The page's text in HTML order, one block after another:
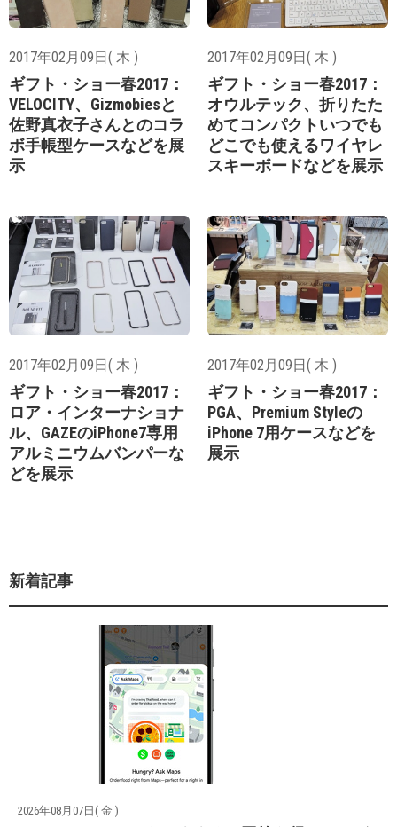
2017年02月09日( 木 )
ギフト・ショー春2017：
VELOCITY、Gizmobiesと
佐野真衣子さんとのコラ
ボ手帳型ケースなどを展
示
2017年02月09日( 木 )
ギフト・ショー春2017：
オウルテック、折りたた
めてコンパクトいつでも
どこでも使えるワイヤレ
スキーボードなどを展示
2017年02月09日( 木 )
ギフト・ショー春2017：
ロア・インターナショナ
ル、GAZEのiPhone7専用
アルミニウムバンパーな
どを展示
2017年02月09日( 木 )
ギフト・ショー春2017：
PGA、Premium Styleの
iPhone 7用ケースなどを
展示
新着記事
2026年08月07日( 金 )